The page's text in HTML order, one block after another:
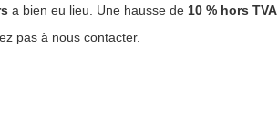
a bien eu lieu. Une hausse de 10 % hors TVA
pas à nous contacter.